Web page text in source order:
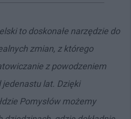
to doskonałe narzędzie do
zmian, z którego
z powodzeniem
jedenastu lat. Dzięki
Pomysłów możemy